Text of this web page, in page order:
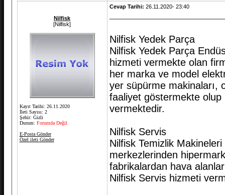
Nilfisk
[Nilfisk]
Kayıt Tarihi: 26.11.2020
İleti Sayısı: 2
Şehir: Gizli
Durum: Forumda Değil
E-Posta Gönder
Özel ileti Gönder
Cevap Tarihi: 26.11.2020- 23:40
Nilfisk Yedek Parça
Nilfisk Yedek Parça
hizmeti vermekte olan
her marka ve model
yer süpürme makinaları,
faaliyet göstermekte olup
vermektedir.
Nilfisk Servis
Nilfisk Temizlik
merkezlerinden
fabrikalardan hava
Nilfisk Servis hizmeti